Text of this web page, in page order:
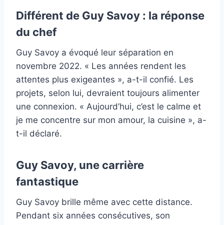
Différent de Guy Savoy : la réponse
du chef
Guy Savoy a évoqué leur séparation en
novembre 2022. « Les années rendent les
attentes plus exigeantes », a-t-il confié. Les
projets, selon lui, devraient toujours alimenter
une connexion. « Aujourd’hui, c’est le calme et
je me concentre sur mon amour, la cuisine », a-
t-il déclaré.
Guy Savoy, une carrière
fantastique
Guy Savoy brille même avec cette distance.
Pendant six années consécutives, son